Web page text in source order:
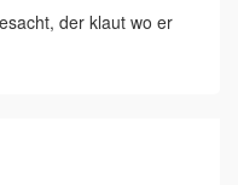
der klaut wo er